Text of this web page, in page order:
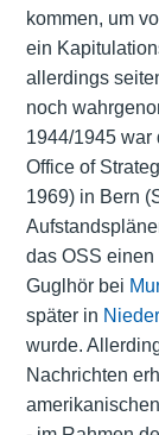
kommen, um
ein
allerdings
noch
1944/1945 war
Office of
1969) in Bern
das OSS einen
Guglhör bei
später in
wurde.
Nachrichten